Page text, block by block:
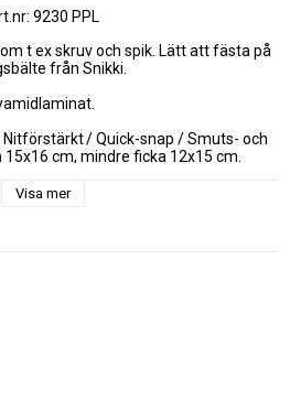
9230 PPL
t ex skruv och spik. Lätt att fästa på
från Snikki.
/ Quick-snap / Smuts- och
cm, mindre ficka 12x15 cm.
Visa mer